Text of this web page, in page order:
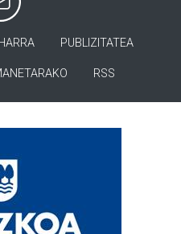
PUBLIZITATEA
RSS